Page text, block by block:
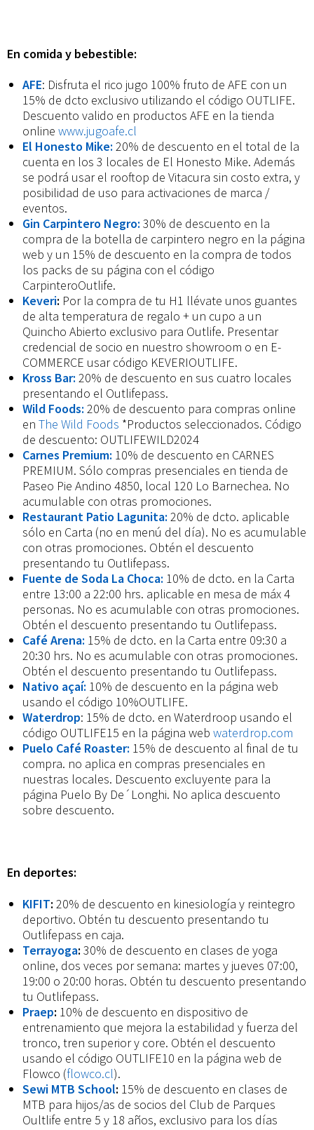
En comida y bebestible:
AFE: Disfruta el rico jugo 100% fruto de AFE con un
15% de dcto exclusivo utilizando el código OUTLIFE.
Descuento valido en productos AFE en la tienda
online www.jugoafe.cl
El Honesto Mike: 20% de descuento en el total de la
cuenta en los 3 locales de El Honesto Mike. Además
se podrá usar el rooftop de Vitacura sin costo extra, y
posibilidad de uso para activaciones de marca /
eventos.
Gin Carpintero Negro: 30% de descuento en la
compra de la botella de carpintero negro en la página
web y un 15% de descuento en la compra de todos
los packs de su página con el código
CarpinteroOutlife.
Keveri: Por la compra de tu H1 llévate unos guantes
de alta temperatura de regalo + un cupo a un
Quincho Abierto exclusivo para Outlife. Presentar
credencial de socio en nuestro showroom o en E-
COMMERCE usar código KEVERIOUTLIFE.
Kross Bar: 20% de descuento en sus cuatro locales
presentando el Outlifepass.
Wild Foods: 20% de descuento para compras online
en The Wild Foods *Productos seleccionados. Código
de descuento: OUTLIFEWILD2024
Carnes Premium: 10% de descuento en CARNES
PREMIUM. Sólo compras presenciales en tienda de
Paseo Pie Andino 4850, local 120 Lo Barnechea. No
acumulable con otras promociones.
Restaurant Patio Lagunita: 20% de dcto. aplicable
sólo en Carta (no en menú del día). No es acumulable
con otras promociones. Obtén el descuento
presentando tu Outlifepass.
Fuente de Soda La Choca: 10% de dcto. en la Carta
entre 13:00 a 22:00 hrs. aplicable en mesa de máx 4
personas. No es acumulable con otras promociones.
Obtén el descuento presentando tu Outlifepass.
Café Arena: 15% de dcto. en la Carta entre 09:30 a
20:30 hrs. No es acumulable con otras promociones.
Obtén el descuento presentando tu Outlifepass.
Nativo açaí: 10% de descuento en la página web
usando el código 10%OUTLIFE.
Waterdrop: 15% de dcto. en Waterdroop usando el
código OUTLIFE15 en la página web waterdrop.com
Puelo Café Roaster: 15% de descuento al final de tu
compra. no aplica en compras presenciales en
nuestras locales. Descuento excluyente para la
página Puelo By De´Longhi. No aplica descuento
sobre descuento.
En deportes:
KIFIT: 20% de descuento en kinesiología y reintegro
deportivo. Obtén tu descuento presentando tu
Outlifepass en caja.
Terrayoga: 30% de descuento en clases de yoga
online, dos veces por semana: martes y jueves 07:00,
19:00 o 20:00 horas. Obtén tu descuento presentando
tu Outlifepass.
Praep: 10% de descuento en dispositivo de
entrenamiento que mejora la estabilidad y fuerza del
tronco, tren superior y core. Obtén el descuento
usando el código OUTLIFE10 en la página web de
Flowco (flowco.cl).
Sewi MTB School: 15% de descuento en clases de
MTB para hijos/as de socios del Club de Parques
Oultlife entre 5 y 18 años, exclusivo para los días